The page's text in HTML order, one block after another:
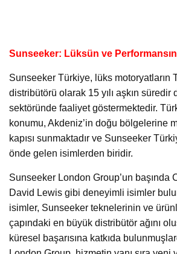
Sunseeker: Lüksün ve
Sunseeker Türkiye, lüks motoryatların
distribütörü olarak 15 yılı aşkın süredir
sektöründe faaliyet göstermektedir.
konumu, Akdeniz’in doğu bölgelerine
kapısı sunmaktadır ve Sunseeker
önde gelen isimlerden biridir.
Sunseeker London Group’un başında
David Lewis gibi deneyimli isimler
isimler, Sunseeker teknelerinin ve
çapındaki en büyük distribütör ağını
küresel başarısına katkıda